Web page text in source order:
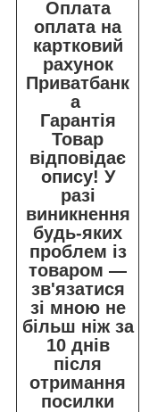
Оплата
оплата на
картковий
рахунок
Приватбанк
а
Гарантія
Товар
відповідає
опису! У
разі
виникнення
будь-яких
проблем із
товаром —
зв'язатися
зі мною не
більш ніж за
10 днів
після
отримання
посилки